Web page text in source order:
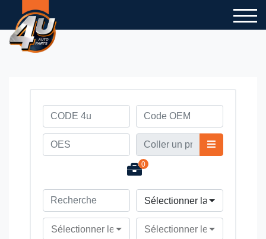
0
Sélectionner la marque du
Sélectionner le modèle du véhicule
Sélectionner le type du